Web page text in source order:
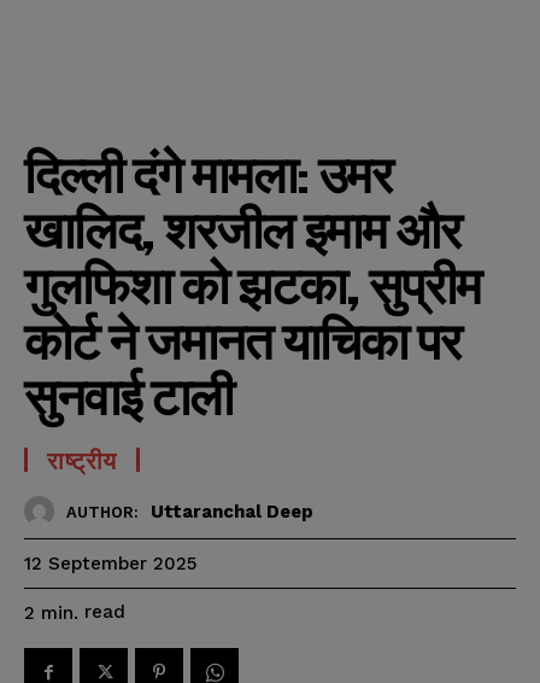
दिल्ली दंगे मामला: उमर
खालिद, शरजील इमाम और
गुलफिशा को झटका, सुप्रीम
कोर्ट ने जमानत याचिका पर
सुनवाई टाली
राष्ट्रीय
AUTHOR: Uttaranchal Deep
12 September 2025
2 min. read